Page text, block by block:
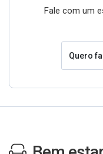
Fale com um
Quero